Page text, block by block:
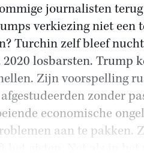
journalisten
verkiezing niet een
Turchin zelf bleef
losbarsten. Trump
Zijn voorspelling
zonder
economische
aan te pakken.